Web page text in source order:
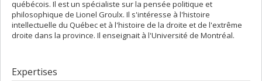
québécois. Il est un spécialiste sur la pensée politique et
philosophique de Lionel Groulx. Il s'intéresse à l'histoire
intellectuelle du Québec et à l'histoire de la droite et de l'extrême
droite dans la province. Il enseignait à l'Université de Montréal.
Expertises